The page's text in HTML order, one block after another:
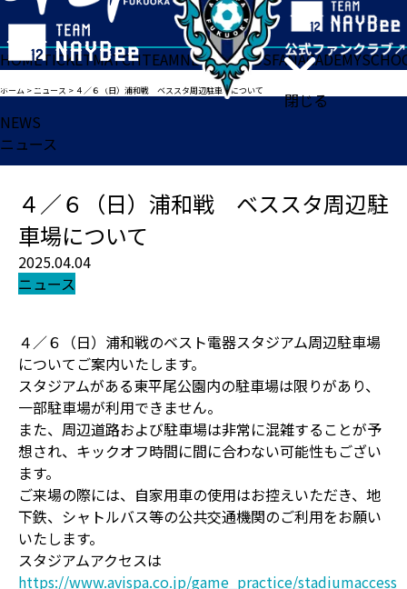
閉じる
HOMETICKETMATCHTEAMNEWSGOODSFANACADEMY
ホーム >ニュース > ４／６（日）浦和戦 ベススタ周辺駐車場について
NEWS
ニュース
４／６（日）浦和戦 ベススタ周辺駐
車場について
2025.04.04
ニュース
４／６（日）浦和戦のベスト電器スタジアム周辺駐車場
についてご案内いたします。
スタジアムがある東平尾公園内の駐車場は限りがあり、
一部駐車場が利用できません。
また、周辺道路および駐車場は非常に混雑することが予
想され、キックオフ時間に間に合わない可能性もござい
ます。
ご来場の際には、自家用車の使用はお控えいただき、地
下鉄、シャトルバス等の公共交通機関のご利用をお願い
いたします。
スタジアムアクセスは
https://www.avispa.co.jp/game_practice/stadiumaccess